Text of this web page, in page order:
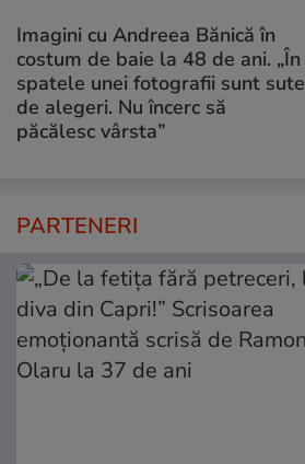
Imagini cu Andreea Bănică în
costum de baie la 48 de ani. „În
spatele unei fotografii sunt sute
de alegeri. Nu încerc să
păcălesc vârsta”
PARTENERI